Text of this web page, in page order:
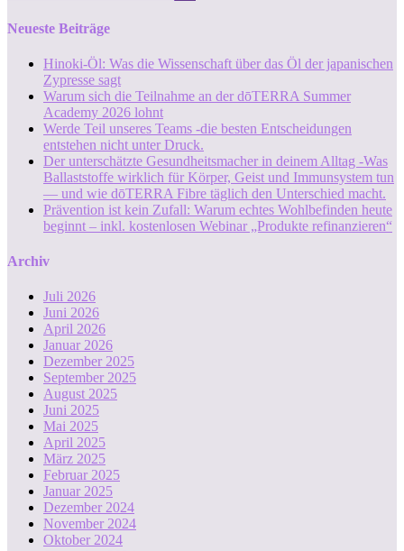
Neueste Beiträge
Hinoki-Öl: Was die Wissenschaft über das Öl der japanischen
Zypresse sagt
Warum sich die Teilnahme an der dōTERRA Summer
Academy 2026 lohnt
Werde Teil unseres Teams -die besten Entscheidungen
entstehen nicht unter Druck.
Der unterschätzte Gesundheitsmacher in deinem Alltag -Was
Ballaststoffe wirklich für Körper, Geist und Immunsystem tun
— und wie dōTERRA Fibre täglich den Unterschied macht.
Prävention ist kein Zufall: Warum echtes Wohlbefinden heute
beginnt – inkl. kostenlosen Webinar „Produkte refinanzieren“
Archiv
Juli 2026
Juni 2026
April 2026
Januar 2026
Dezember 2025
September 2025
August 2025
Juni 2025
Mai 2025
April 2025
März 2025
Februar 2025
Januar 2025
Dezember 2024
November 2024
Oktober 2024